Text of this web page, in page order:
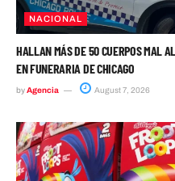
NACIONAL
HALLAN MÁS DE 50 CUERPOS MAL
EN FUNERARIA DE CHICAGO
byAgencia August 7, 2026